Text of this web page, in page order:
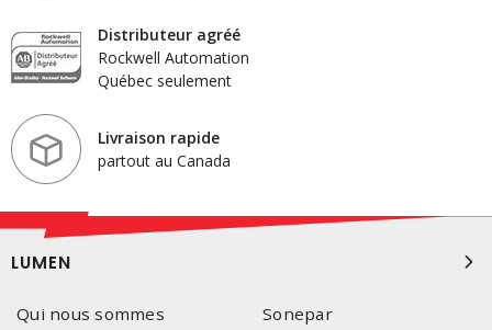
Distributeur agréé
Rockwell Automation
Québec seulement
Livraison rapide
partout au Canada
LUMEN
Qui nous sommes
Sonepar